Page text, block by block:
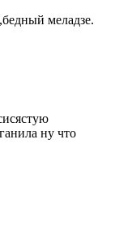
меладзе.
ну что